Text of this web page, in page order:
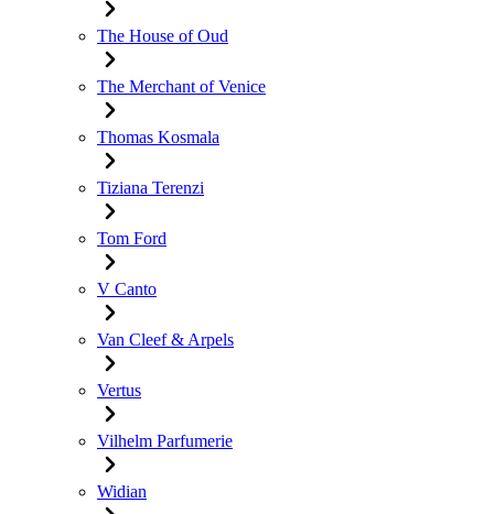
The House of Oud
The Merchant of Venice
Thomas Kosmala
Tiziana Terenzi
Tom Ford
V Canto
Van Cleef & Arpels
Vertus
Vilhelm Parfumerie
Widian